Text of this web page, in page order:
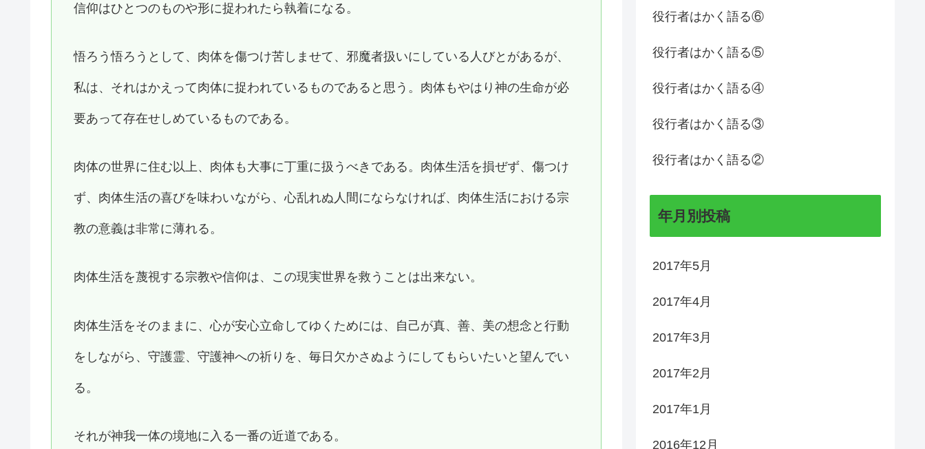
信仰はひとつのものや形に捉われたら執着になる。
悟ろう悟ろうとして、肉体を傷つけ苦しませて、邪魔者扱いにしている人びとがあるが、
私は、それはかえって肉体に捉われているものであると思う。肉体もやはり神の生命が必
要あって存在せしめているものである。
肉体の世界に住む以上、肉体も大事に丁重に扱うべきである。肉体生活を損ぜず、傷つけ
ず、肉体生活の喜びを味わいながら、心乱れぬ人間にならなければ、肉体生活における宗
教の意義は非常に薄れる。
肉体生活を蔑視する宗教や信仰は、この現実世界を救うことは出来ない。
肉体生活をそのままに、心が安心立命してゆくためには、自己が真、善、美の想念と行動
をしながら、守護霊、守護神への祈りを、毎日欠かさぬようにしてもらいたいと望んでい
る。
それが神我一体の境地に入る一番の近道である。
役行者はかく語る⑥
役行者はかく語る⑤
役行者はかく語る④
役行者はかく語る③
役行者はかく語る②
年月別投稿
2017年5月
2017年4月
2017年3月
2017年2月
2017年1月
2016年12月